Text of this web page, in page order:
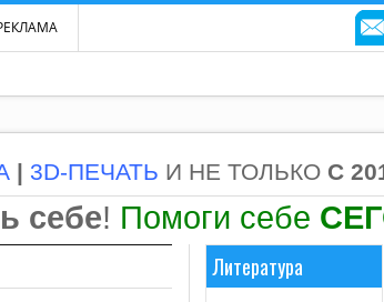
| 3D-ПЕЧАТЬ И НЕ ТОЛЬКО С
себе! Помоги себе
Литература